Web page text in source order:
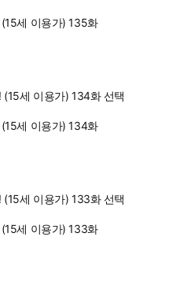
세 이용가) 135화
세 이용가) 134화 선택
세 이용가) 134화
세 이용가) 133화 선택
세 이용가) 133화